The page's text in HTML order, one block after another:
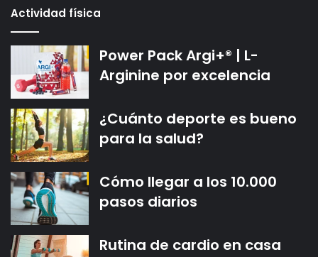
Actividad física
Power Pack Argi+® | L-
Arginine por excelencia
¿Cuánto deporte es bueno
para la salud?
Cómo llegar a los 10.000
pasos diarios
Rutina de cardio en casa